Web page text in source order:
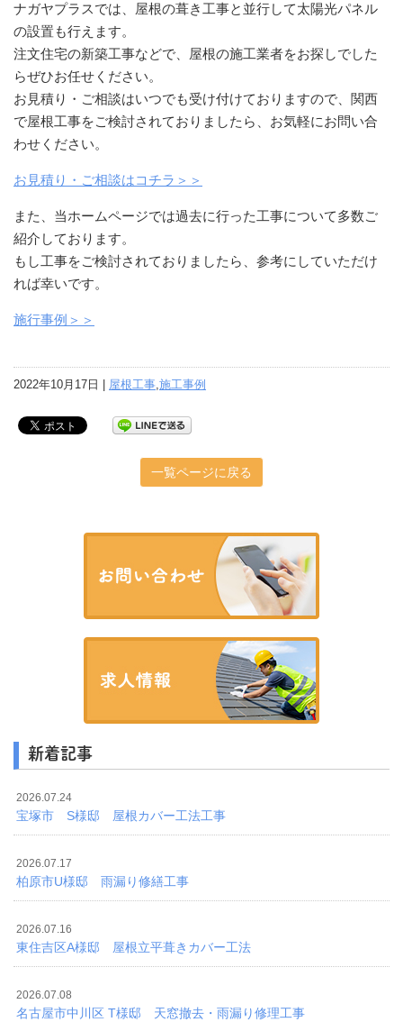
ナガヤプラスでは、屋根の葺き工事と並行して太陽光パネル
の設置も行えます。
注文住宅の新築工事などで、屋根の施工業者をお探しでした
らぜひお任せください。
お見積り・ご相談はいつでも受け付けておりますので、関西
で屋根工事をご検討されておりましたら、お気軽にお問い合
わせください。
お見積り・ご相談はコチラ＞＞
また、当ホームページでは過去に行った工事について多数ご
紹介しております。
もし工事をご検討されておりましたら、参考にしていただけ
れば幸いです。
施行事例＞＞
2022年10月17日 | 屋根工事,施工事例
一覧ページに戻る
新着記事
2026.07.24
宝塚市 S様邸 屋根カバー工法工事
2026.07.17
柏原市U様邸 雨漏り修繕工事
2026.07.16
東住吉区A様邸 屋根立平葺きカバー工法
2026.07.08
名古屋市中川区 T様邸 天窓撤去・雨漏り修理工事